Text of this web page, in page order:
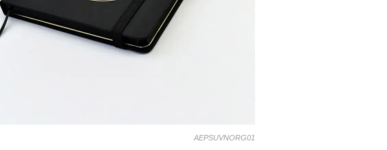
AEPSUVNORG01